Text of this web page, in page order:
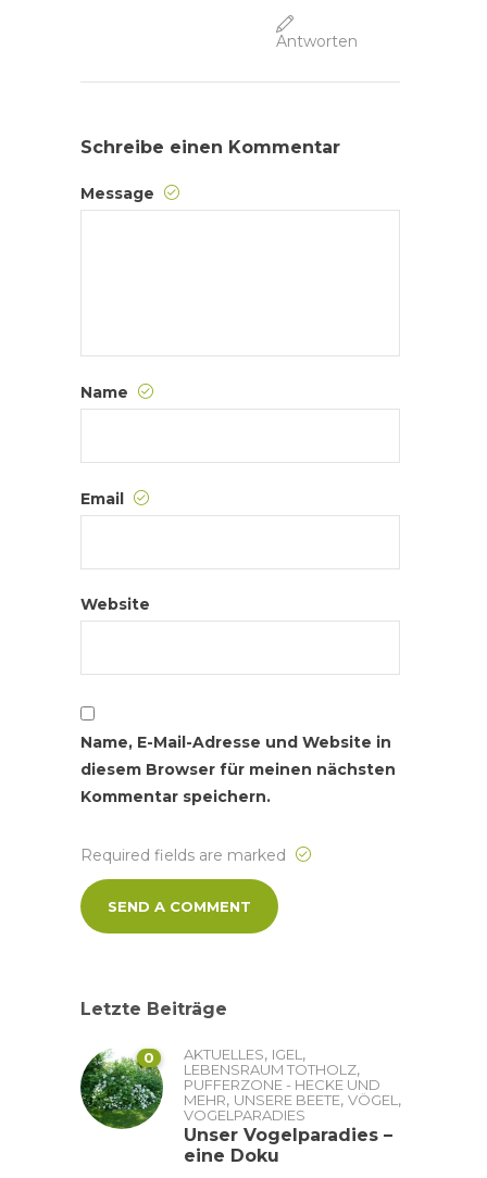
Antworten
Schreibe einen Kommentar
Message
Name
Email
Website
Name, E-Mail-Adresse und Website in
diesem Browser für meinen nächsten
Kommentar speichern.
Required fields are marked
Letzte Beiträge
0 AKTUELLES, IGEL ,
LEBENSRAUM TOTHOLZ,
PUFFERZONE - HECKE UND
MEHR, UNSERE BEETE, VÖGEL ,
VOGELPARADIES
Unser Vogelparadies –
eine Doku